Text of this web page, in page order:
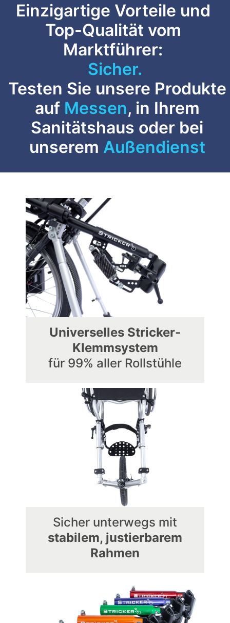
Einzigartige Vorteile und
Top-Qualität vom
Marktführer:
Sicher.
Testen Sie unsere Produkte
auf Messen, in Ihrem
Sanitätshaus oder bei
unserem Außendienst
Universelles Stricker-
Klemmsystem
für 99% aller Rollstühle
Sicher unterwegs mit
stabilem, justierbarem
Rahmen